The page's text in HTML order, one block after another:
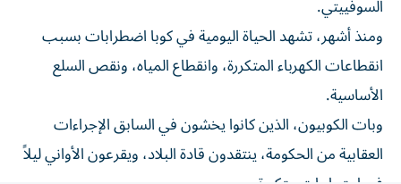
ومنذ أشهر، تشهد الحياة اليومية في كوبا اضطرابات بسبب
انقطاعات الكهرباء المتكررة، وانقطاع المياه، ونقص السلع
الأساسية.
وبات الكوبيون، الذين كانوا يخشون في السابق الإجراءات
العقابية من الحكومة، ينتقدون قادة البلاد، ويقرعون الأواني ليلاً
في احتجاجات متكررة.